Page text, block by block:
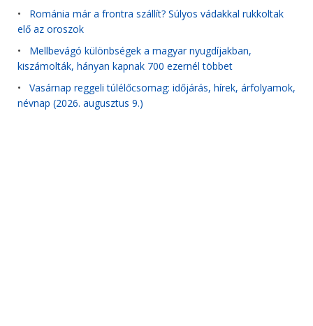
• Románia már a frontra szállít? Súlyos vádakkal rukkoltak
elő az oroszok
• Mellbevágó különbségek a magyar nyugdíjakban,
kiszámolták, hányan kapnak 700 ezernél többet
• Vasárnap reggeli túlélőcsomag: időjárás, hírek, árfolyamok,
névnap (2026. augusztus 9.)